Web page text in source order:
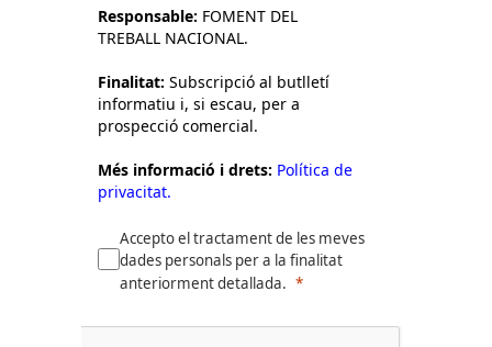
Responsable: FOMENT DEL
TREBALL NACIONAL.
Finalitat: Subscripció al butlletí
informatiu i, si escau, per a
prospecció comercial.
Més informació i drets: Política de
privacitat.
Accepto el tractament de les meves
dades personals per a la finalitat
anteriorment detallada.